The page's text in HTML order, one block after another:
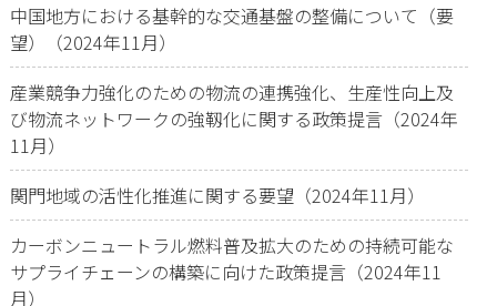
中国地方における基幹的な交通基盤の整備について（要
望）（2024年11月）
産業競争力強化のための物流の連携強化、生産性向上及
び物流ネットワークの強靱化に関する政策提言（2024年
11月）
関門地域の活性化推進に関する要望（2024年11月）
カーボンニュートラル燃料普及拡大のための持続可能な
サプライチェーンの構築に向けた政策提言（2024年11
月）